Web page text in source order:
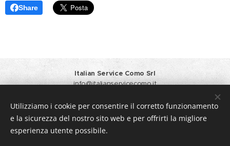
Share
Italian Service Como Srl
info@italianservicecomo.it
Amministrazione+39 031 6124064 +39 348 4451104
Privacy Policy
Creato conWebnode
Utilizziamo i cookie per consentire il corretto funzionamento
e la sicurezza del nostro sito web e per offrirti la migliore
esperienza utente possibile.